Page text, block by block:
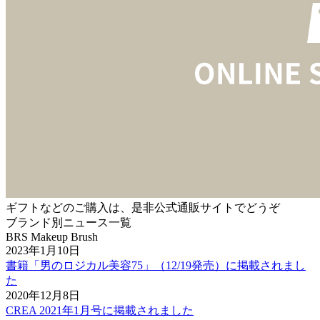
ギフトなどのご購入は、是非公式通販サイトでどうぞ
ブランド別ニュース一覧
BRS Makeup Brush
2023年1月10日
書籍「男のロジカル美容75」（12/19発売）に掲載されまし
た
2020年12月8日
CREA 2021年1月号に掲載されました